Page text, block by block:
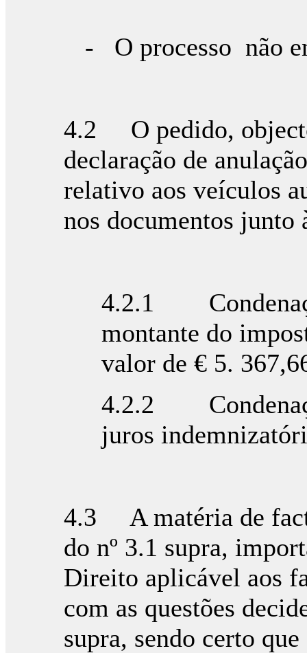
- O processo não
4.2 O pedido,
declaração de
relativo aos veículos
nos documentos
4.2.1
montante do
valor de € 5.
4.2.2
juros
4.3 A matéria de
do nº 3.1 supra,
Direito aplicável aos
com as questões
supra, sendo certo